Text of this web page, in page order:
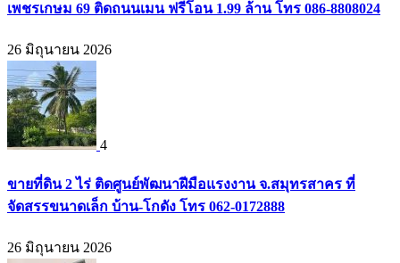
เพชรเกษม 69 ติดถนนเมน ฟรีโอน 1.99 ล้าน โทร 086-8808024
26 มิถุนายน 2026
4
ขายที่ดิน 2 ไร่ ติดศูนย์พัฒนาฝีมือแรงงาน จ.สมุทรสาคร ที่
จัดสรรขนาดเล็ก บ้าน-โกดัง โทร 062-0172888
26 มิถุนายน 2026